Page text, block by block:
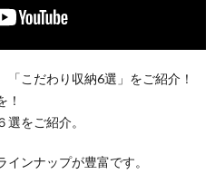
こだわり収納6選」をご紹介！
！
をご紹介。
ンナップが豊富です。